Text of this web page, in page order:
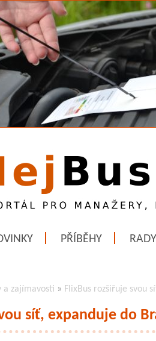
PŘÍBĚHY
a zajímavosti » FlixBus rozšiřuje svou
síť, expanduje do